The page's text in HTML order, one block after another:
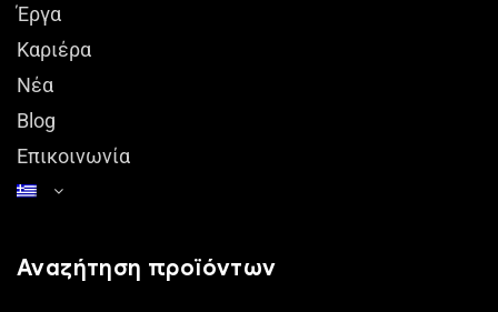
Έργα
Καριέρα
Νέα
Blog
Επικοινωνία
Αναζήτηση προϊόντων